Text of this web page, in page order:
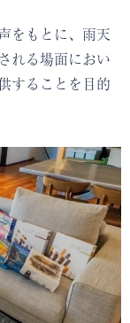
をもとに、雨天
れる場面におい
することを目的